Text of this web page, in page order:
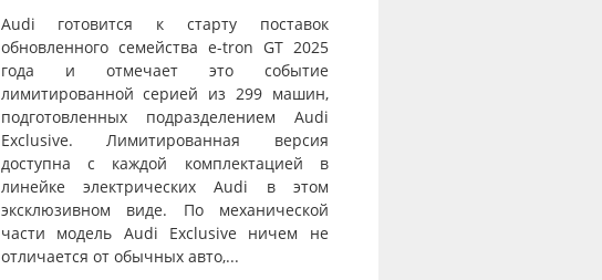
Audi готовится к старту поставок
обновленного семейства e-tron GT 2025
года и отмечает это событие
лимитированной серией из 299 машин,
подготовленных подразделением Audi
Exclusive. Лимитированная версия
доступна с каждой комплектацией в
линейке электрических Audi в этом
эксклюзивном виде. По механической
части модель Audi Exclusive ничем не
отличается от обычных авто,...